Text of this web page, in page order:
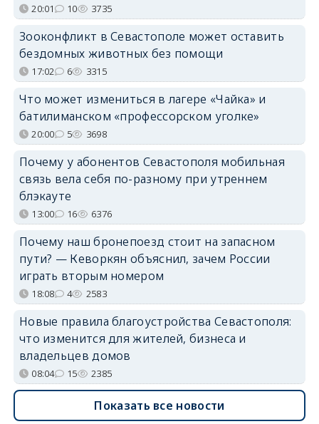
20:01 10 3735
Зооконфликт в Севастополе может оставить
бездомных животных без помощи
17:02 6 3315
Что может измениться в лагере «Чайка» и
батилиманском «профессорском уголке»
20:00 5 3698
Почему у абонентов Севастополя мобильная
связь вела себя по-разному при утреннем
блэкауте
13:00 16 6376
Почему наш бронепоезд стоит на запасном
пути? — Кеворкян объяснил, зачем России
играть вторым номером
18:08 4 2583
Новые правила благоустройства Севастополя:
что изменится для жителей, бизнеса и
владельцев домов
08:04 15 2385
Показать все новости